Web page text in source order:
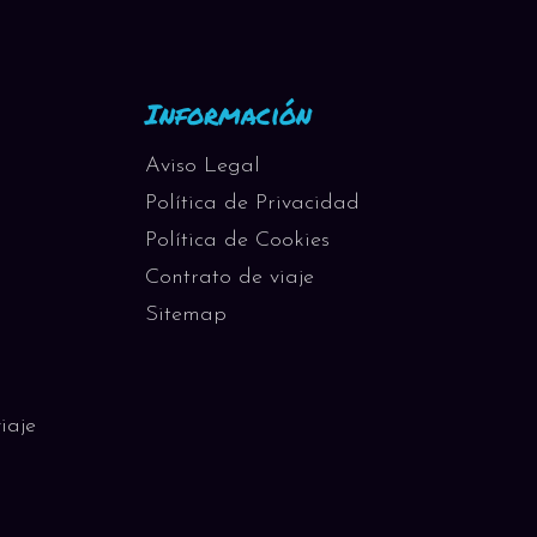
Información
Aviso Legal
Política de Privacidad
Política de Cookies
Contrato de viaje
Sitemap